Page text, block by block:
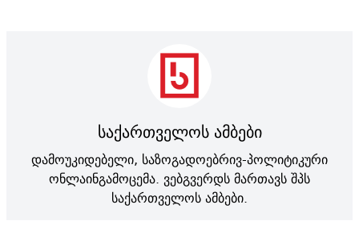
საქართველოს ამბები
დამოუკიდებელი, საზოგადოებრივ-პოლიტიკური
ონლაინგამოცემა. ვებგვერდს მართავს შპს
საქართველოს ამბები.